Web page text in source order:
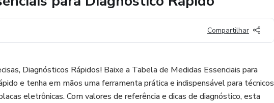
Compartilhar
Diagnósticos Rápidos! Baixe a Tabela de Medidas Essenciais para
e tenha em mãos uma ferramenta prática e indispensável para técnicos
eletrônicas. Com valores de referência e dicas de diagnóstico, esta